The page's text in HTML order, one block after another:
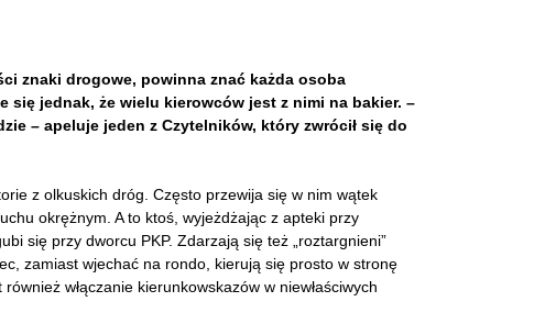
znaki drogowe, powinna znać każda osoba
się jednak, że wielu kierowców jest z nimi na bakier. –
– apeluje jeden z Czytelników, który zwrócił się do
z olkuskich dróg. Często przewija się w nim wątek
okrężnym. A to ktoś, wyjeżdżając z apteki przy
się przy dworcu PKP. Zdarzają się też „roztargnieni”
zamiast wjechać na rondo, kierują się prosto w stronę
włączanie kierunkowskazów w niewłaściwych